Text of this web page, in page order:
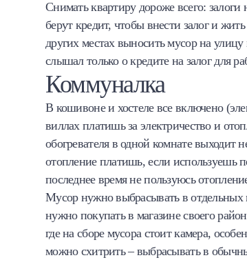
Снимать квартиру дороже всего:
берут кредит, чтобы внести залог и
других местах выносить мусор на
слышал только о кредите на залог для
Коммуналка
В кошивоне и хостеле все включено
виллах платишь за электричество и
обогревателя в одной комнате выходит
отопление платишь, если используешь
последнее время не пользуюсь
Мусор нужно выбрасывать в
нужно покупать в магазине своего
где на сборе мусора стоит камера,
можно схитрить – выбрасывать в